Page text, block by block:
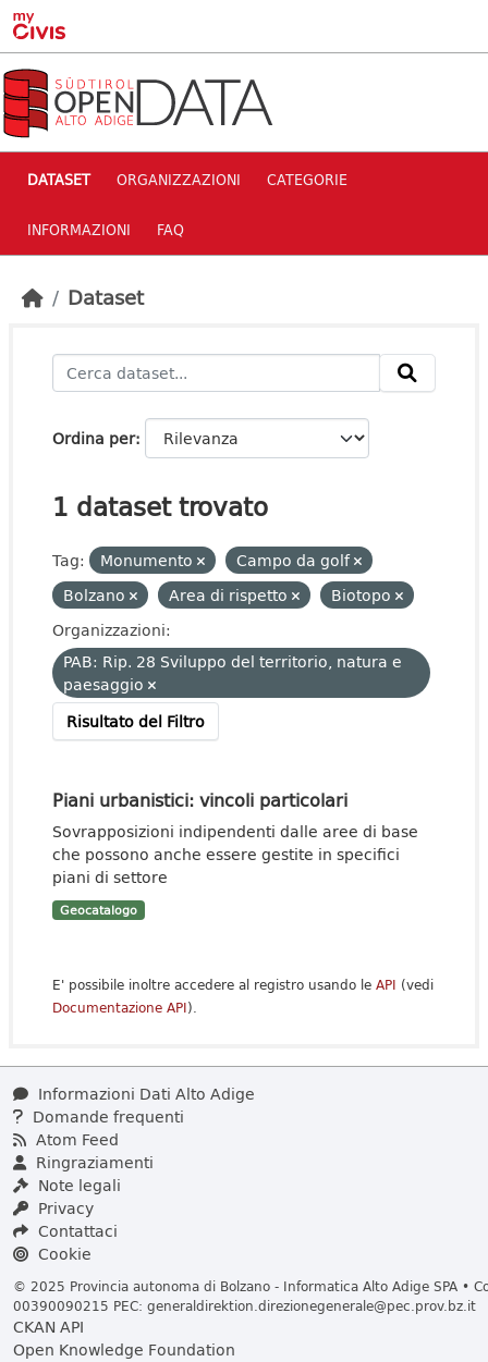
Skip to main content
DATASET ORGANIZZAZIONI CATEGORIE
INFORMAZIONI FAQ
Dataset
Ordina per
1 dataset trovato
Tag: Monumento
Campo da golf
Bolzano
Area di rispetto
Biotopo
Organizzazioni:
PAB: Rip. 28 Sviluppo del territorio, natura e
paesaggio
Risultato del Filtro
Piani urbanistici: vincoli particolari
Sovrapposizioni indipendenti dalle aree di base
che possono anche essere gestite in specifici
piani di settore
Geocatalogo
E' possibile inoltre accedere al registro usando le API (vedi
Documentazione API).
Informazioni Dati Alto Adige
Domande frequenti
Atom Feed
Ringraziamenti
Note legali
Privacy
Contattaci
Cookie
© 2025 Provincia autonoma di Bolzano - Informatica Alto Adige SPA •
00390090215 PEC: generaldirektion.direzionegenerale@pec.prov.bz.it
CKAN API
Open Knowledge Foundation